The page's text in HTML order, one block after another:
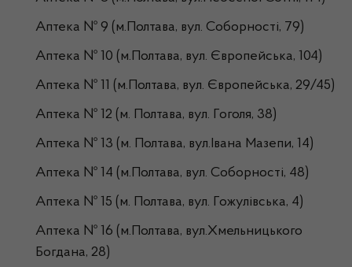
Аптека № 9 (м.Полтава, вул. Соборності, 79)
Аптека № 10 (м.Полтава, вул. Європейська, 104)
Аптека № 11 (м.Полтава, вул. Європейська, 29/45)
Аптека № 12 (м. Полтава, вул. Гоголя, 38)
Аптека № 13 (м. Полтава, вул.Івана Мазепи, 14)
Аптека № 14 (м.Полтава, вул. Соборності, 48)
Аптека № 15 (м. Полтава, вул. Гожулівська, 4)
Аптека № 16 (м.Полтава, вул.Хмельницького
Богдана, 28)